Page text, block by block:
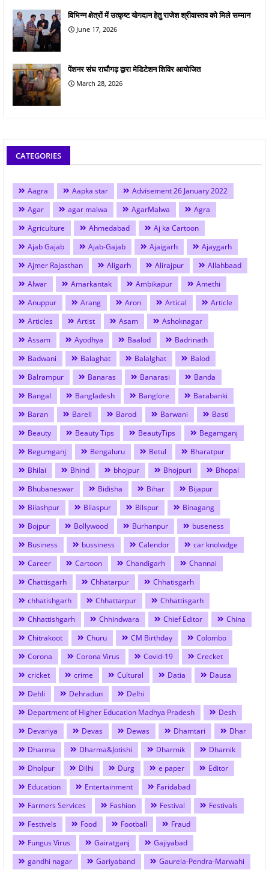
विभिन्न क्षेत्रों में उत्कृष्ट योगदान हेतु राजेश श्रीवास्तव को मिले सम्मान
June 17, 2026
पेंशनर संघ राघौगढ़ द्वारा मेडिटेशन शिविर आयोजित
March 28, 2026
CATEGORIES
Aagra Aapka star
Advisement 26 January 2022
Agar
agar malwa AgarMalwa
Agra
Agriculture
Ahmedabad
Aj ka Cartoon
Ajab Gajab
Ajab-Gajab Ajaigarh
Ajaygarh
Ajmer Rajasthan
Aligarh Alirajpur
Allahbaad
Alwar
Amarkantak Ambikapur
Amethi
Anuppur
Arang Aron Artical
Article
Articles
Artist Asam
Ashoknagar
Assam
Ayodhya Baalod
Badrinath
Badwani
Balaghat Balalghat
Balod
Balrampur
Banaras Banarasi
Banda
Bangal
Bangladesh Banglore
Barabanki
Baran
Bareli Barod Barwani
Basti
Beauty
Beauty Tips BeautyTips
Begamganj
Begumganj
Bengaluru Betul
Bharatpur
Bhilai
Bhind bhojpur Bhojpuri
Bhopal
Bhubaneswar
Bidisha Bihar
Bijapur
Bilashpur
Bilaspur Bilspur
Binagang
Bojpur
Bollywood Burhanpur
buseness
Business
bussiness Calendor
car knolwdge
Career
Cartoon Chandigarh
Channai
Chattisgarh
Chhatarpur
Chhatisgarh
chhatishgarh
Chhattarpur
Chhattisgarh
Chhattishgarh
Chhindwara Chief Editor
China
Chitrakoot
Churu CM Birthday
Colombo
Corona
Corona Virus Covid-19
Crecket
cricket
crime Cultural Datia
Dausa
Dehli
Dehradun
Delhi
Department of Higher Education Madhya Pradesh
Desh
Devariya
Devas Dewas Dhamtari
Dhar
Dharma
Dharma&Jotishi Dharmik
Dharnik
Dholpur
Dilhi Durg e paper
Editor
Education
Entertainment
Faridabad
Farmers Services
Fashion Festival
Festivals
Festivels
Food Football
Fraud
Fungus Virus
Gairatganj
Gajiyabad
gandhi nagar
Gariyaband
Gaurela-Pendra-Marwahi